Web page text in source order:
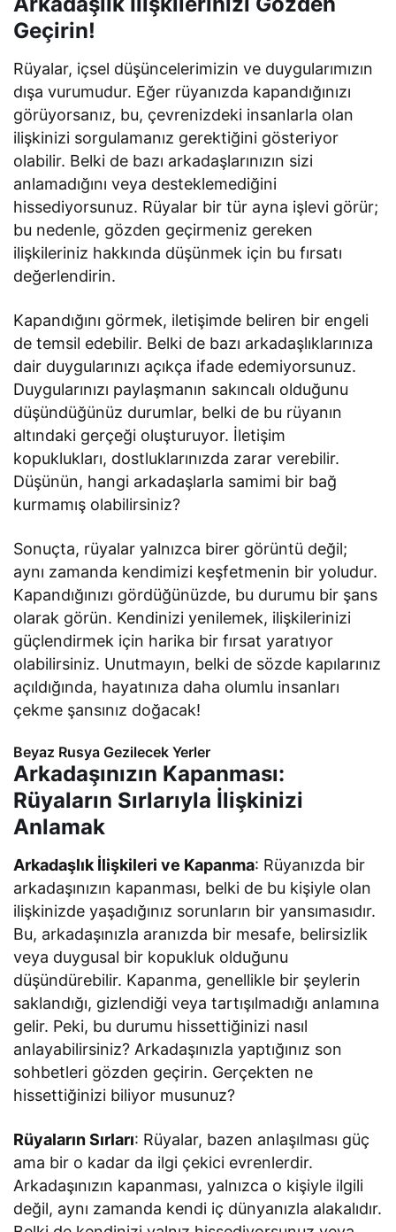
Geçirin!
Rüyalar, içsel düşüncelerimizin ve duygularımızın
dışa vurumudur. Eğer rüyanızda kapandığınızı
görüyorsanız, bu, çevrenizdeki insanlarla olan
ilişkinizi sorgulamanız gerektiğini gösteriyor
olabilir. Belki de bazı arkadaşlarınızın sizi
anlamadığını veya desteklemediğini
hissediyorsunuz. Rüyalar bir tür ayna işlevi görür;
bu nedenle, gözden geçirmeniz gereken
ilişkileriniz hakkında düşünmek için bu fırsatı
değerlendirin.
Kapandığını görmek, iletişimde beliren bir engeli
de temsil edebilir. Belki de bazı arkadaşlıklarınıza
dair duygularınızı açıkça ifade edemiyorsunuz.
Duygularınızı paylaşmanın sakıncalı olduğunu
düşündüğünüz durumlar, belki de bu rüyanın
altındaki gerçeği oluşturuyor. İletişim
kopuklukları, dostluklarınızda zarar verebilir.
Düşünün, hangi arkadaşlarla samimi bir bağ
kurmamış olabilirsiniz?
Sonuçta, rüyalar yalnızca birer görüntü değil;
aynı zamanda kendimizi keşfetmenin bir yoludur.
Kapandığınızı gördüğünüzde, bu durumu bir şans
olarak görün. Kendinizi yenilemek, ilişkilerinizi
güçlendirmek için harika bir fırsat yaratıyor
olabilirsiniz. Unutmayın, belki de sözde kapılarınız
açıldığında, hayatınıza daha olumlu insanları
çekme şansınız doğacak!
Beyaz Rusya Gezilecek Yerler
Arkadaşınızın Kapanması:
Rüyaların Sırlarıyla İlişkinizi
Anlamak
Arkadaşlık İlişkileri ve Kapanma: Rüyanızda bir
arkadaşınızın kapanması, belki de bu kişiyle olan
ilişkinizde yaşadığınız sorunların bir yansımasıdır.
Bu, arkadaşınızla aranızda bir mesafe, belirsizlik
veya duygusal bir kopukluk olduğunu
düşündürebilir. Kapanma, genellikle bir şeylerin
saklandığı, gizlendiği veya tartışılmadığı anlamına
gelir. Peki, bu durumu hissettiğinizi nasıl
anlayabilirsiniz? Arkadaşınızla yaptığınız son
sohbetleri gözden geçirin. Gerçekten ne
hissettiğinizi biliyor musunuz?
Rüyaların Sırları: Rüyalar, bazen anlaşılması güç
ama bir o kadar da ilgi çekici evrenlerdir.
Arkadaşınızın kapanması, yalnızca o kişiyle ilgili
değil, aynı zamanda kendi iç dünyanızla alakalıdır.